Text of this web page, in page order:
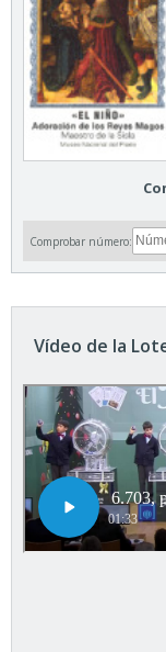
Comprobar número:
Vídeo de la